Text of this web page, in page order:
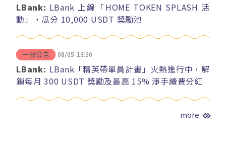
LBank: LBank 上線「HOME TOKEN SPLASH 活
動」，瓜分 10,000 USDT 獎勵池
一般公告 08/05 18:30
LBank: LBank「精英帶單員計畫」火熱進行中，解
鎖每月 300 USDT 獎勵及最高 15% 淨手續費分紅
more